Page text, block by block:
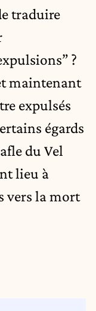
traduire
?
maintenant
expulsés
égards
du Vel
lieu à
vers la mort